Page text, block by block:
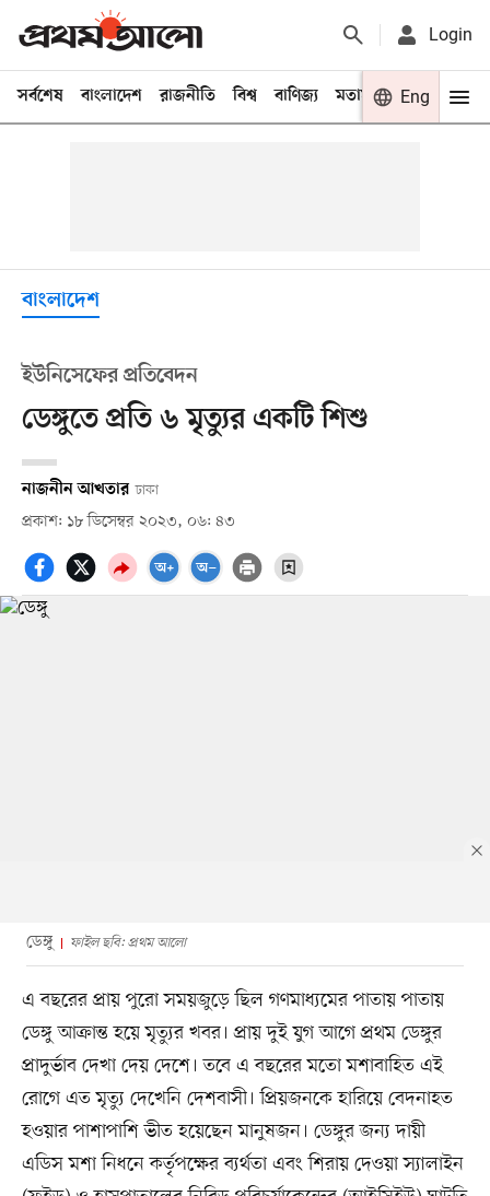
Login
সর্বশেষ বাংলাদেশ রাজনীতি বিশ্ব বাণিজ্য মতামত খেলা
Eng
বাংলাদেশ
ইউনিসেফের প্রতিবেদন
ডেঙ্গুতে প্রতি ৬ মৃত্যুর একটি শিশু
নাজনীন আখতার ঢাকা
প্রকাশ: ১৮ ডিসেম্বর ২০২৩, ০৬: ৪৩
ডেঙ্গু ফাইল ছবি: প্রথম আলো
এ বছরের প্রায় পুরো সময়জুড়ে ছিল গণমাধ্যমের পাতায় পাতায়
ডেঙ্গু আক্রান্ত হয়ে মৃত্যুর খবর। প্রায় দুই যুগ আগে প্রথম ডেঙ্গুর
প্রাদুর্ভাব দেখা দেয় দেশে। তবে এ বছরের মতো মশাবাহিত এই
রোগে এত মৃত্যু দেখেনি দেশবাসী। প্রিয়জনকে হারিয়ে বেদনাহত
হওয়ার পাশাপাশি ভীত হয়েছেন মানুষজন। ডেঙ্গুর জন্য দায়ী
এডিস মশা নিধনে কর্তৃপক্ষের ব্যর্থতা এবং শিরায় দেওয়া স্যালাইন